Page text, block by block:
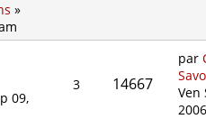
»
09,
3 14667
par
Ven